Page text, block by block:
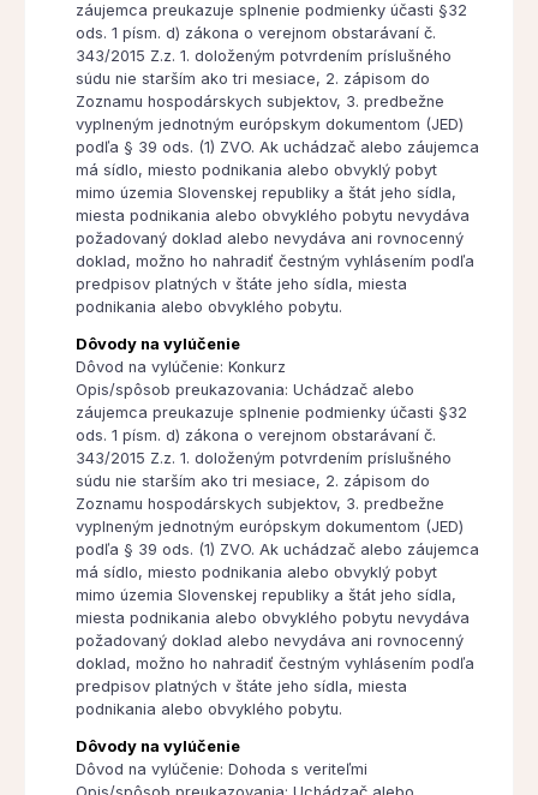
záujemca preukazuje splnenie podmienky účasti §32
ods. 1 písm. d) zákona o verejnom obstarávaní č.
343/2015 Z.z. 1. doloženým potvrdením príslušného
súdu nie starším ako tri mesiace, 2. zápisom do
Zoznamu hospodárskych subjektov, 3. predbežne
vyplneným jednotným európskym dokumentom (JED)
podľa § 39 ods. (1) ZVO. Ak uchádzač alebo záujemca
má sídlo, miesto podnikania alebo obvyklý pobyt
mimo územia Slovenskej republiky a štát jeho sídla,
miesta podnikania alebo obvyklého pobytu nevydáva
požadovaný doklad alebo nevydáva ani rovnocenný
doklad, možno ho nahradiť čestným vyhlásením podľa
predpisov platných v štáte jeho sídla, miesta
podnikania alebo obvyklého pobytu.
Dôvody na vylúčenie
Dôvod na vylúčenie: Konkurz
Opis/spôsob preukazovania: Uchádzač alebo
záujemca preukazuje splnenie podmienky účasti §32
ods. 1 písm. d) zákona o verejnom obstarávaní č.
343/2015 Z.z. 1. doloženým potvrdením príslušného
súdu nie starším ako tri mesiace, 2. zápisom do
Zoznamu hospodárskych subjektov, 3. predbežne
vyplneným jednotným európskym dokumentom (JED)
podľa § 39 ods. (1) ZVO. Ak uchádzač alebo záujemca
má sídlo, miesto podnikania alebo obvyklý pobyt
mimo územia Slovenskej republiky a štát jeho sídla,
miesta podnikania alebo obvyklého pobytu nevydáva
požadovaný doklad alebo nevydáva ani rovnocenný
doklad, možno ho nahradiť čestným vyhlásením podľa
predpisov platných v štáte jeho sídla, miesta
podnikania alebo obvyklého pobytu.
Dôvody na vylúčenie
Dôvod na vylúčenie: Dohoda s veriteľmi